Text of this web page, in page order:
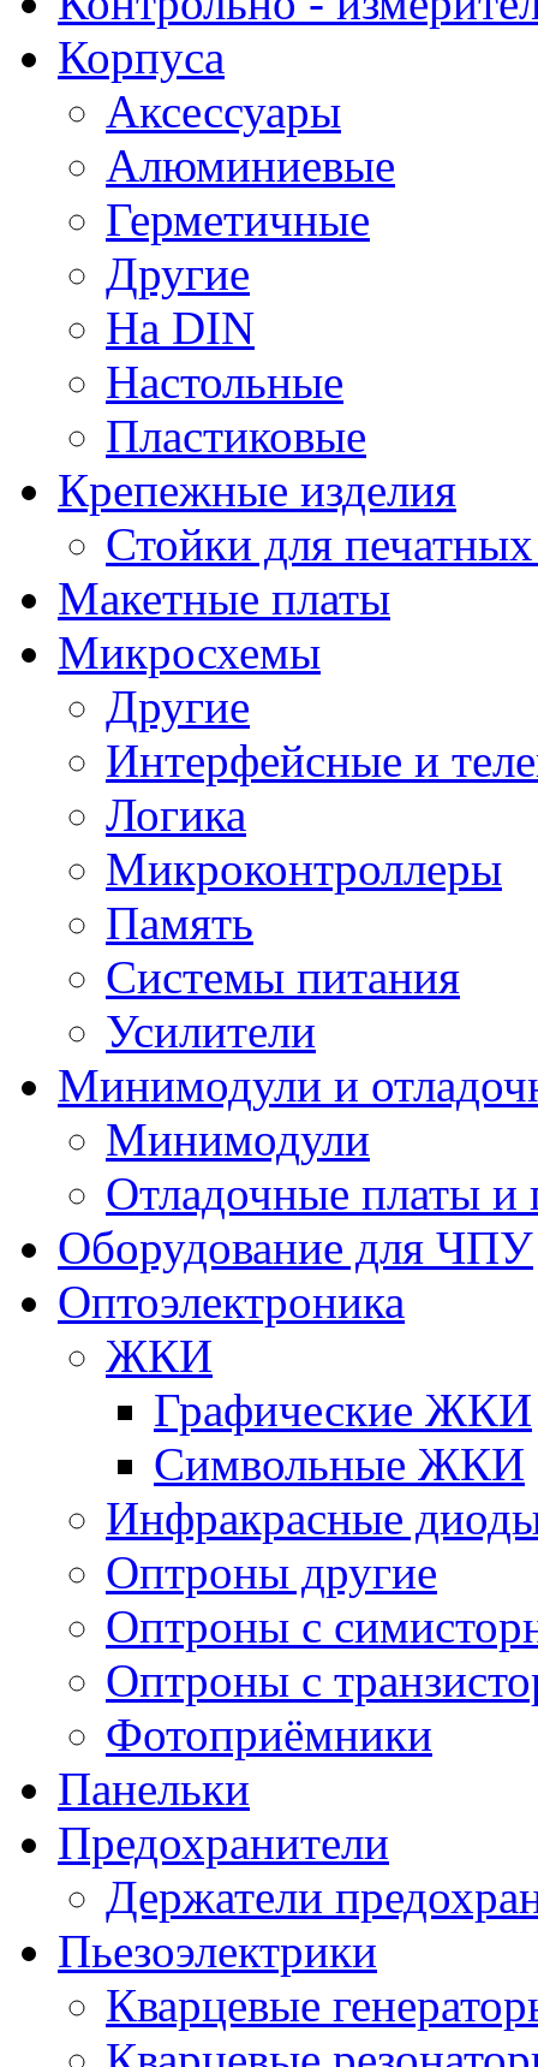
Корпуса
Аксессуары
Алюминиевые
Герметичные
Другие
На DIN
Настольные
Пластиковые
Крепежные изделия
Стойки для
Макетные платы
Микросхемы
Другие
Интерфейсные и
Логика
Микроконтроллеры
Память
Системы питания
Усилители
Минимодули и
Минимодули
Отладочные платы и
Оборудование для ЧПУ
Оптоэлектроника
ЖКИ
Графические ЖКИ
Символьные ЖКИ
Инфракрасные
Оптроны другие
Оптроны с
Оптроны с
Фотоприёмники
Панельки
Предохранители
Держатели
Пьезоэлектрики
Кварцевые